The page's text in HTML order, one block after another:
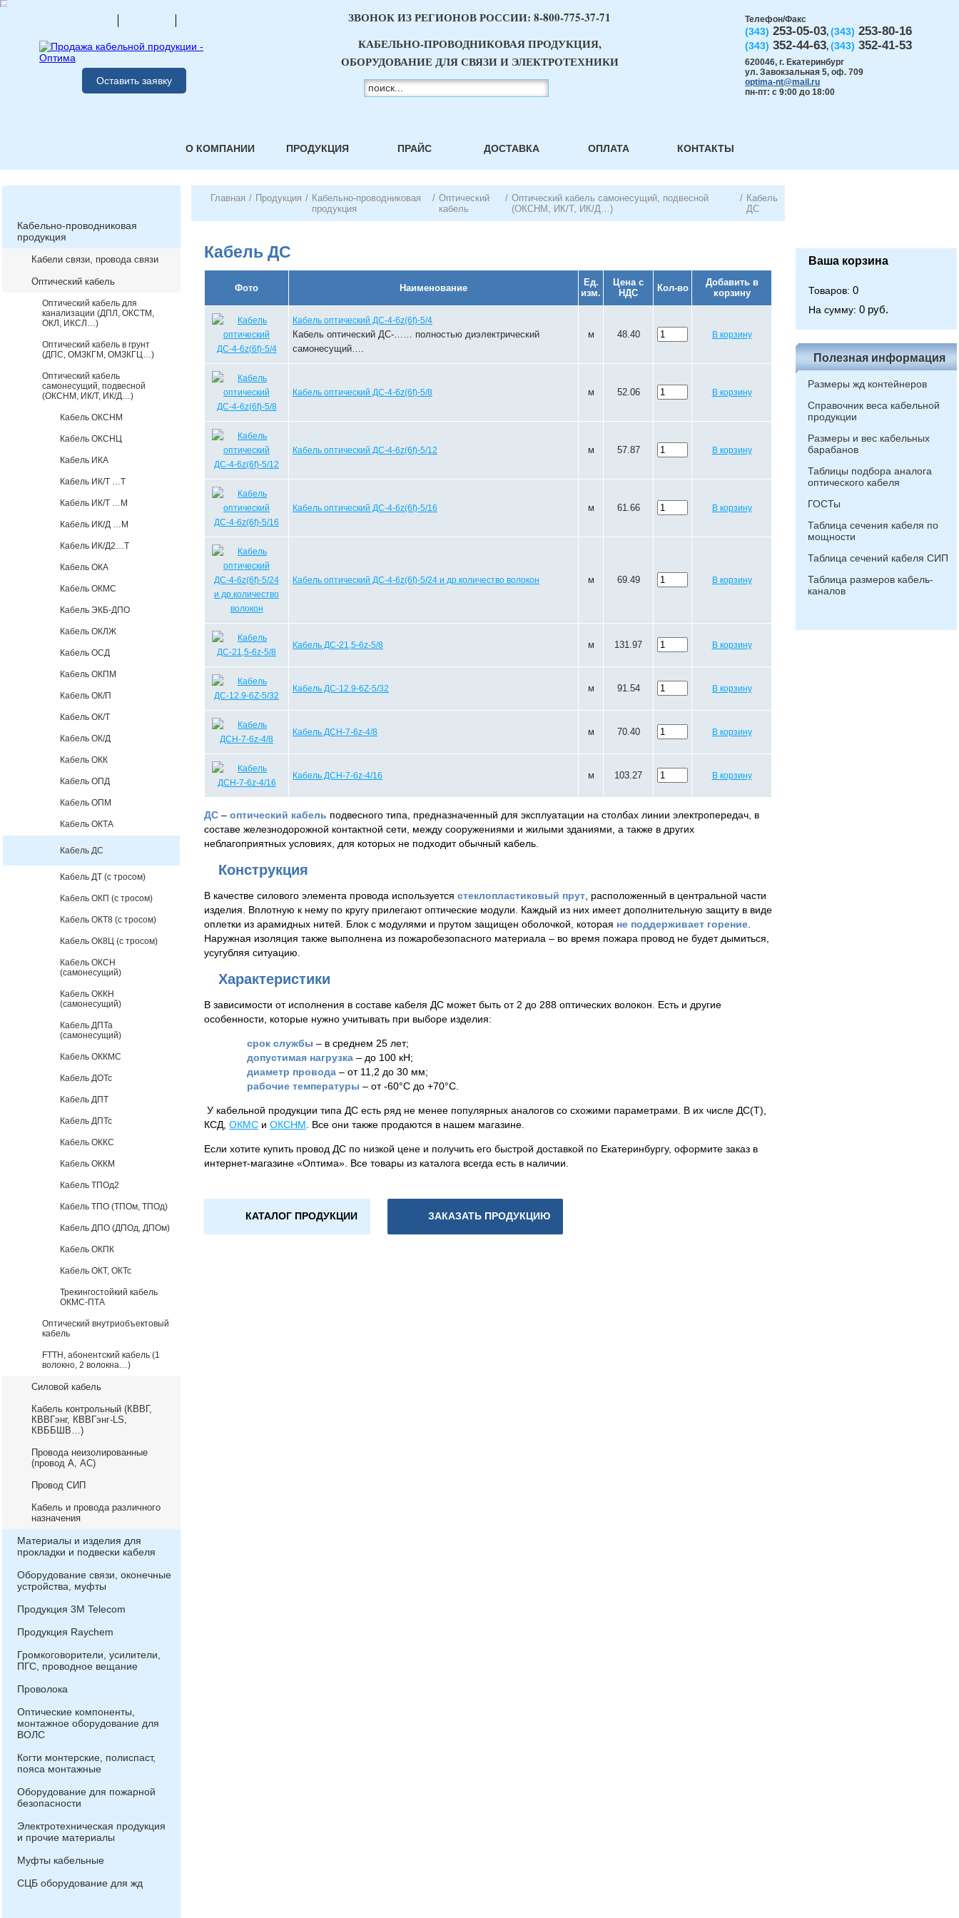
Оставить заявку
Телефон/Факс
(343) 253-05-03, (343) 253-80-16
(343) 352-44-63, (343) 352-41-53
620046, г. Екатеринбург
ул. Завокзальная 5, оф. 709
optima-nt@mail.ru
пн-пт: с 9:00 до 18:00
ЗВОНОК ИЗ РЕГИОНОВ РОССИИ: 8-800-775-37-71
КАБЕЛЬНО-ПРОВОДНИКОВАЯ ПРОДУКЦИЯ,
ОБОРУДОВАНИЕ ДЛЯ СВЯЗИ И ЭЛЕКТРОТЕХНИКИ
О КОМПАНИИ ПРОДУКЦИЯ ПРАЙС ДОСТАВКА ОПЛАТА КОНТАКТЫ
Кабельно-проводниковая
продукция
Кабели связи, провода связи
Оптический кабель
Оптический кабель для
канализации (ДПЛ, ОКСТМ,
ОКЛ, ИКСЛ…)
Оптический кабель в грунт
(ДПС, ОМЗКГМ, ОМЗКГЦ…)
Оптический кабель
самонесущий, подвесной
(ОКСНМ, ИК/Т, ИК/Д…)
Кабель ОКСНМ
Кабель ОКСНЦ
Кабель ИКА
Кабель ИК/Т …Т
Кабель ИК/Т …М
Кабель ИК/Д …М
Кабель ИК/Д2…Т
Кабель ОКА
Кабель ОКМС
Кабель ЭКБ-ДПО
Кабель ОКЛЖ
Кабель ОСД
Кабель ОКПМ
Кабель ОК/П
Кабель ОК/Т
Кабель ОК/Д
Кабель ОКК
Кабель ОПД
Кабель ОПМ
Кабель ОКТА
Кабель ДС
Кабель ДТ (с тросом)
Кабель ОКП (с тросом)
Кабель ОКТ8 (с тросом)
Кабель ОК8Ц (с тросом)
Кабель ОКСН
(самонесущий)
Кабель ОККН
(самонесущий)
Кабель ДПТа
(самонесущий)
Кабель ОККМС
Кабель ДОТс
Кабель ДПТ
Кабель ДПТс
Кабель ОККС
Кабель ОККМ
Кабель ТПОд2
Кабель ТПО (ТПОм, ТПОд)
Кабель ДПО (ДПОд, ДПОм)
Кабель ОКПК
Кабель ОКТ, ОКТс
Трекингостойкий кабель
ОКМС-ПТА
Оптический внутриобъектовый
кабель
FTTH, абонентский кабель (1
волокно, 2 волокна…)
Силовой кабель
Кабель контрольный (КВВГ,
КВВГэнг, КВВГэнг-LS,
КВББШВ…)
Провода неизолированные
(провод А, АС)
Провод СИП
Кабель и провода различного
назначения
Материалы и изделия для
прокладки и подвески кабеля
Оборудование связи, оконечные
устройства, муфты
Продукция 3М Telecom
Продукция Raychem
Громкоговорители, усилители,
ПГС, проводное вещание
Проволока
Оптические компоненты,
монтажное оборудование для
ВОЛС
Когти монтерские, полиспаст,
пояса монтажные
Оборудование для пожарной
безопасности
Электротехническая продукция
и прочие материалы
Муфты кабельные
СЦБ оборудование для жд
Главная / Продукция / Кабельно-проводниковая
продукция
/ Оптический
кабель
/ Оптический кабель самонесущий, подвесной
(ОКСНМ, ИК/Т, ИК/Д…)
/ Кабель
ДС
Кабель ДС
Фото Наименование
Ед.
изм.
Цена с
НДС
Кол-во
Добавить в
корзину
Кабель оптический ДС-4-6z(6f)-5/4
Кабель оптический ДС-…… полностью диэлектрический
самонесущий….
м 48.40 В корзину
Кабель оптический ДС-4-6z(6f)-5/8 м 52.06 В корзину
Кабель оптический ДС-4-6z(6f)-5/12 м 57.87 В корзину
Кабель оптический ДС-4-6z(6f)-5/16 м 61.66 В корзину
Кабель оптический ДС-4-6z(6f)-5/24 и др.количество волокон м 69.49 В корзину
Кабель ДС-21,5-6z-5/8 м 131.97 В корзину
Кабель ДС-12.9-6Z-5/32 м 91.54 В корзину
Кабель ДСН-7-6z-4/8 м 70.40 В корзину
Кабель ДСН-7-6z-4/16 м 103.27 В корзину
ДС – оптический кабель подвесного типа, предназначенный для эксплуатации на столбах линии электропередач, в
составе железнодорожной контактной сети, между сооружениями и жилыми зданиями, а также в других
неблагоприятных условиях, для которых не подходит обычный кабель.
Конструкция
В качестве силового элемента провода используется стеклопластиковый прут , расположенный в центральной части
изделия. Вплотную к нему по кругу прилегают оптические модули. Каждый из них имеет дополнительную защиту в виде
оплетки из арамидных нитей. Блок с модулями и прутом защищен оболочкой, которая не поддерживает горение
Наружная изоляция также выполнена из пожаробезопасного материала – во время пожара провод не будет дымиться,
усугубляя ситуацию.
Характеристики
В зависимости от исполнения в составе кабеля ДС может быть от 2 до 288 оптических волокон. Есть и другие
особенности, которые нужно учитывать при выборе изделия:
срок службы – в среднем 25 лет;
допустимая нагрузка – до 100 кН;
диаметр провода – от 11,2 до 30 мм;
рабочие температуры – от -60°С до +70°С.
У кабельной продукции типа ДС есть ряд не менее популярных аналогов со схожими параметрами. В их числе ДС(Т),
КСД, ОКМС и ОКСНМ. Все они также продаются в нашем магазине.
Если хотите купить провод ДС по низкой цене и получить его быстрой доставкой по Екатеринбургу, оформите заказ в
интернет-магазине «Оптима». Все товары из каталога всегда есть в наличии.
КАТАЛОГ ПРОДУКЦИИ ЗАКАЗАТЬ ПРОДУКЦИЮ
Ваша корзина
Товаров: 0
На сумму: 0 руб.
Полезная информация
Размеры жд контейнеров
Справочник веса кабельной
продукции
Размеры и вес кабельных
барабанов
Таблицы подбора аналога
оптического кабеля
ГОСТы
Таблица сечения кабеля по
мощности
Таблица сечений кабеля СИП
Таблица размеров кабель-
каналов